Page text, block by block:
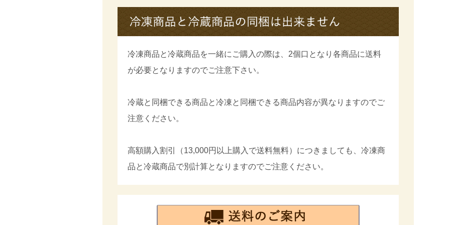
冷凍商品と冷蔵商品を一緒にご購入の際は、2個口となり各商品に送料
が必要となりますのでご注意下さい。
冷蔵と同梱できる商品と冷凍と同梱できる商品内容が異なりますのでご
注意ください。
高額購入割引（13,000円以上購入で送料無料）につきましても、冷凍商
品と冷蔵商品で別計算となりますのでご注意ください。